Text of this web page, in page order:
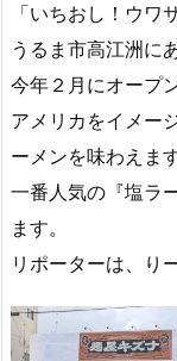
「いちおし！ウワ
うるま市高江洲に
今年２月にオープ
アメリカをイメー
ーメンを味わえます
一番人気の『塩ラ
ます。
リポーターは、り